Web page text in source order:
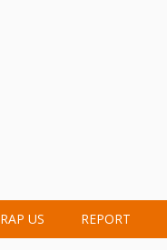
RAP US REPORT